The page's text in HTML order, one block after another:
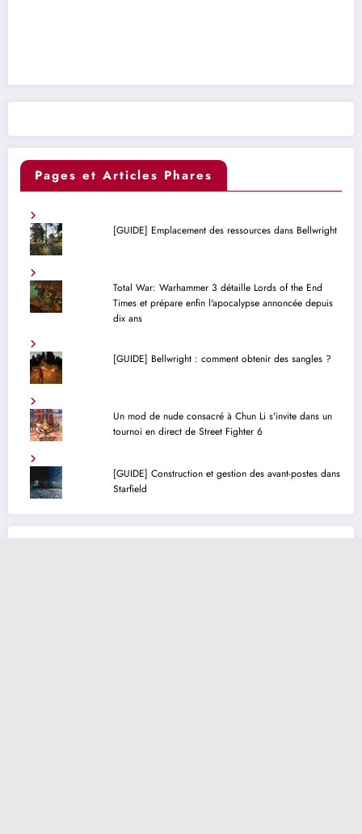
Pages et Articles Phares
[GUIDE] Emplacement des ressources dans Bellwright
Total War: Warhammer 3 détaille Lords of the End
Times et prépare enfin l'apocalypse annoncée depuis
dix ans
[GUIDE] Bellwright : comment obtenir des sangles ?
Un mod de nude consacré à Chun Li s'invite dans un
tournoi en direct de Street Fighter 6
[GUIDE] Construction et gestion des avant-postes dans
Starfield